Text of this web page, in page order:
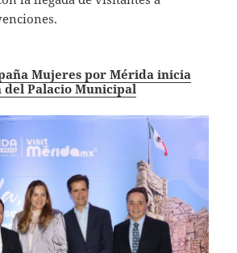
Mujeres por Mérida inicia
Palacio Municipal